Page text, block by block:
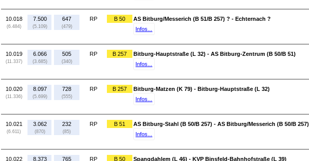
10.018
(6.484)
7.500
(5.109)
647
(479)
RP B 50
AS Bitburg/Messerich (B 51/B 257) ? - Echternach ?
Infos...
10.019
(11.337)
6.066
(3.685)
505
(340)
RP B 257
Bitburg-Hauptstraße (L 32) - AS Bitburg-Zentrum (B 50/B 51)
Infos...
10.020
(11.336)
8.097
(5.699)
728
(555)
RP B 257
Bitburg-Matzen (K 79) - Bitburg-Hauptstraße (L 32)
Infos...
10.021
(6.611)
3.062
(870)
232
(85)
RP B 51
AS Bitburg-Stahl (B 50/B 257) - AS Bitburg/Messerich (B 50/B 257)
Infos...
10.022 8.373 765 RP B 50
Spangdahlem (L 46) - KVP Binsfeld-Bahnhofstraße (L 39)